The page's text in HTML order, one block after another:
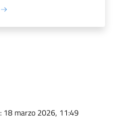
: 18 marzo 2026, 11:49